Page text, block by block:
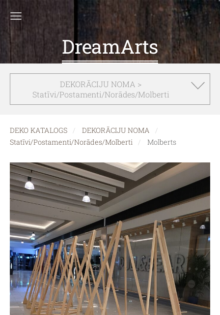
DreamArts
DEKORĀCIJU NOMA >
Statīvi/Postamenti/Norādes/Molberti
DEKO KATALOGS
DEKORĀCIJU NOMA
Statīvi/Postamenti/Norādes/Molberti
Molberts